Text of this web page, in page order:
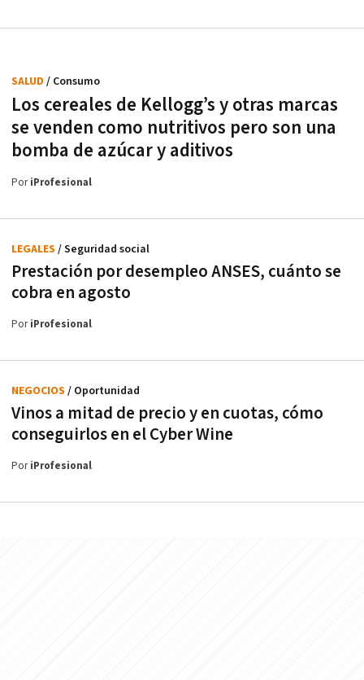
Los cereales de Kellogg’s y otras marcas
se venden como nutritivos pero son una
bomba de azúcar y aditivos
SALUD / Consumo
PoriProfesional
Prestación por desempleo ANSES, cuánto se
cobra en agosto
LEGALES / Seguridad social
PoriProfesional
Vinos a mitad de precio y en cuotas, cómo
conseguirlos en el Cyber Wine
NEGOCIOS / Oportunidad
PoriProfesional